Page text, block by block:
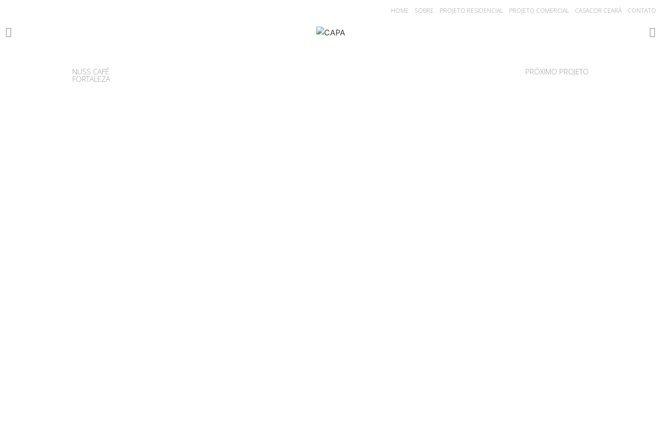
HOME SOBRE PROJETO RESIDENCIAL PROJETO COMERCIAL CASACOR CEARÁ CONTATO
NUSS CAFÉ
FORTALEZA
PRÓXIMO PROJETO